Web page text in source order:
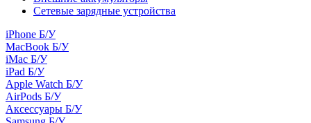
Сетевые зарядные устройства
iPhone Б/У
MacBook Б/У
iMac Б/У
iPad Б/У
Apple Watch Б/У
AirPods Б/У
Аксессуары Б/У